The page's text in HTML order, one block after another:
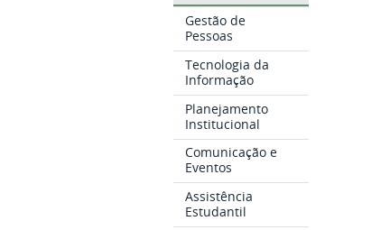
Gestão de
Pessoas
Tecnologia da
Informação
Planejamento
Institucional
Comunicação e
Eventos
Assistência
Estudantil